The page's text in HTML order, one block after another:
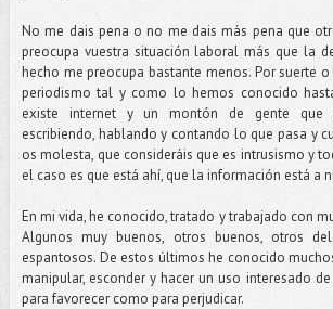
No me dais pena o no me dais más pena que
preocupa vuestra situación laboral más que la
hecho me preocupa bastante menos. Por suerte
periodismo tal y como lo hemos conocido
existe internet y un montón de gente que
escribiendo, hablando y contando lo que pasa y
os molesta, que consideráis que es intrusismo y
el caso es que está ahí, que la información está a
En mi vida, he conocido, tratado y trabajado con
Algunos muy buenos, otros buenos, otros
espantosos. De estos últimos he conocido
manipular, esconder y hacer un uso interesado
para favorecer como para perjudicar.